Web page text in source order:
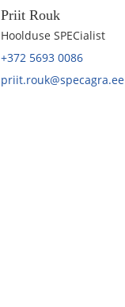
Priit Rouk
Hoolduse SPECialist
+372 5693 0086
priit.rouk@specagra.ee